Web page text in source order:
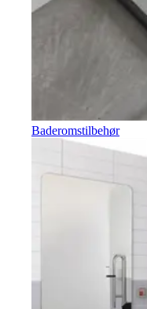
Baderomstilbehør